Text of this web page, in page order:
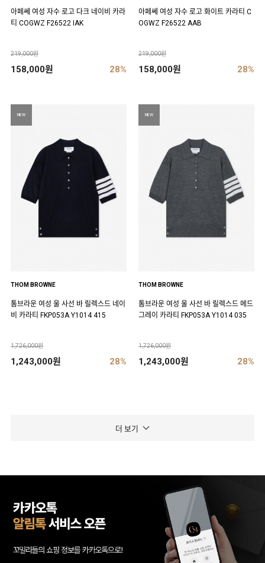
아페쎄 여성 자수 로고 다크 네이비 카라
티 COGWZ F26522 IAK
219,000원
158,000원 28%
아페쎄 여성 자수 로고 화이트 카라티 C
OGWZ F26522 AAB
219,000원
158,000원 28%
NEW
THOM BROWNE
톰브라운 여성 울 사선 바 릴렉스드 네이
비 카라티 FKP053A Y1014 415
1,726,000원
1,243,000원 28%
NEW
THOM BROWNE
톰브라운 여성 울 사선 바 릴렉스드 메드
그레이 카라티 FKP053A Y1014 035
1,726,000원
1,243,000원 28%
더 보기